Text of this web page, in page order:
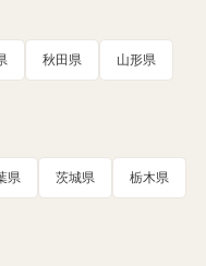
秋田県 山形県
県 茨城県 栃木県